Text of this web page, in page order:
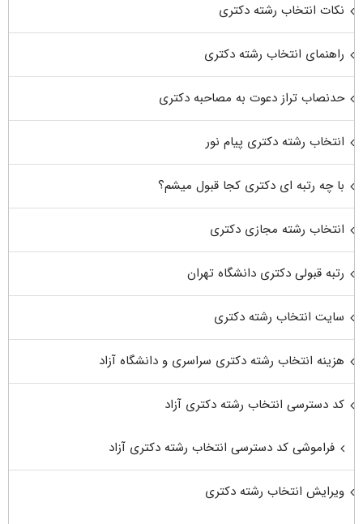
نکات انتخاب رشته دکتری
راهنمای انتخاب رشته دکتری
حدنصاب تراز دعوت به مصاحبه دکتری
انتخاب رشته دکتری پیام نور
با چه رتبه ای دکتری کجا قبول میشم؟
انتخاب رشته مجازی دکتری
رتبه قبولی دکتری دانشگاه تهران
سایت انتخاب رشته دکتری
هزینه انتخاب رشته دکتری سراسری و دانشگاه آزاد
کد دسترسی انتخاب رشته دکتری آزاد
فراموشی کد دسترسی انتخاب رشته دکتری آزاد
ویرایش انتخاب رشته دکتری